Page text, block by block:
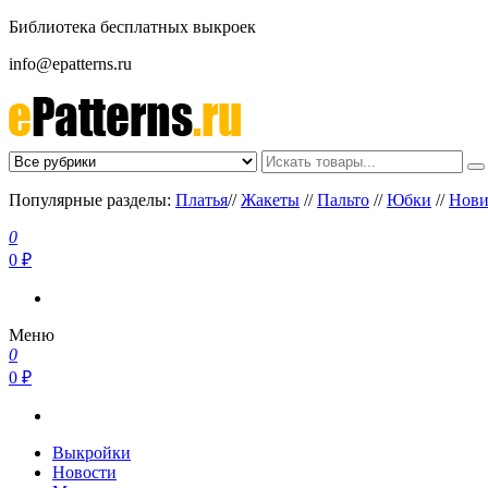
Библиотека бесплатных выкроек
info@epatterns.ru
Бесплатные выкройки скачать
Бесплатные выкройки
Популярные разделы: Платья//Жакеты //Пальто //Юбки //
0
0 ₽
Меню
0
0 ₽
Выкройки
Новости